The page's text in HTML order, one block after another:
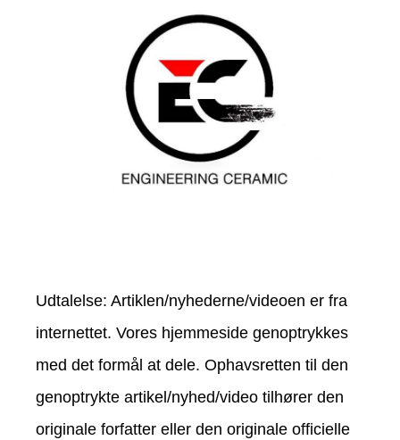
Udtalelse: Artiklen/nyhederne/videoen er fra
internettet. Vores hjemmeside genoptrykkes
med det formål at dele. Ophavsretten til den
genoptrykte artikel/nyhed/video tilhører den
originale forfatter eller den originale officielle